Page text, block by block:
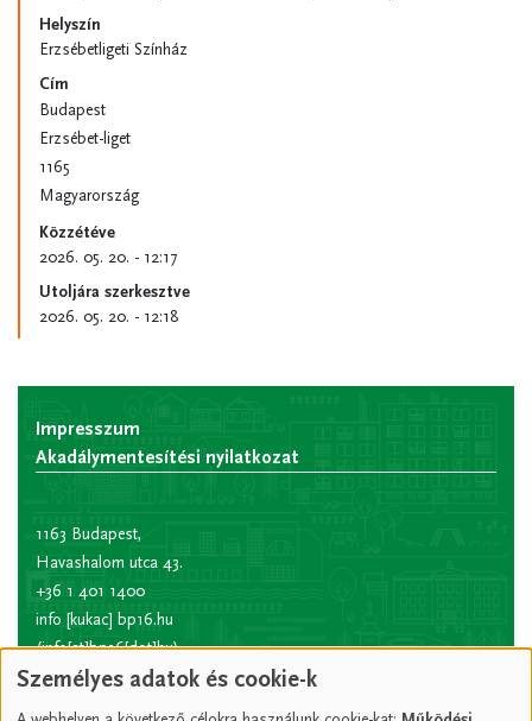
Helyszín
Erzsébetligeti Színház
Cím
Budapest
Erzsébet-liget
1165
Magyarország
Közzétéve
2026. 05. 20. - 12:17
Utoljára szerkesztve
2026. 05. 20. - 12:18
Impresszum
Akadálymentesítési nyilatkozat
1163 Budapest,
Havashalom utca 43.
+36 1 401 1400
info [kukac] bp16.hu
(info[at]bp16[dot]hu)
Hivatali kapu rövid
Személyes adatok és cookie-k